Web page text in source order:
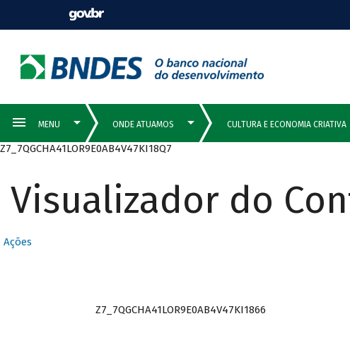
Z7_7QGCHA41LOR9E0AB4V47KI18Q7
Visualizador do
Ações
Z7_7QGCHA41LOR9E0AB4V47KI1866